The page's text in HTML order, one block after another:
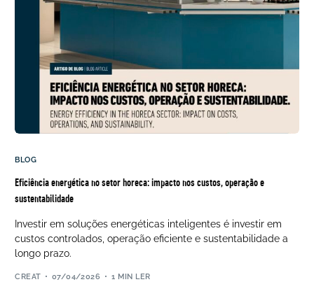
BLOG
Eficiência energética no setor horeca: impacto nos custos, operação e
sustentabilidade
Investir em soluções energéticas inteligentes é investir em
custos controlados, operação eficiente e sustentabilidade a
longo prazo.
CREAT 07/04/2026 1 MIN LER